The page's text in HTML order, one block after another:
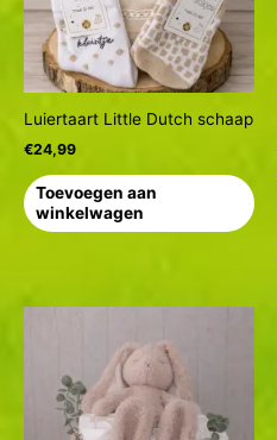
Luiertaart Little Dutch schaap
€24,99
Toevoegen aan
winkelwagen